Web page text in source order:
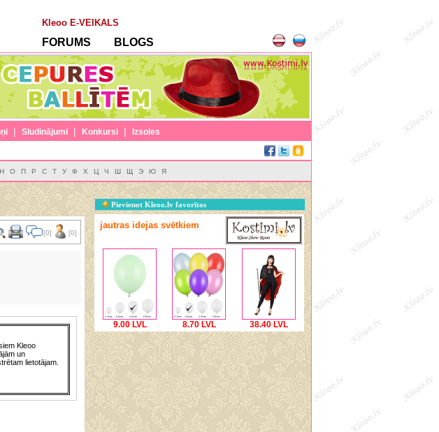
Kleoo E-VEIKALS
FORUMS BLOGS
| Sludinājumi | Konkursi |
Izsoles
Н О П Р С Т У Ф Х Ц Ч Ш Щ Э Ю Я
[0] [0]
Kleoo
un
lietotājam.
Pievienot Kleoo.lv favorītos
jautras idejas svētkiem
9.00 LVL 8.70 LVL 38.40 LVL